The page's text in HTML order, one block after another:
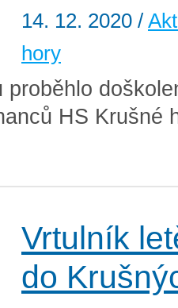
14. 12. 2020 /
hory
proběhlo
HS Krušné
Vrtulník
do